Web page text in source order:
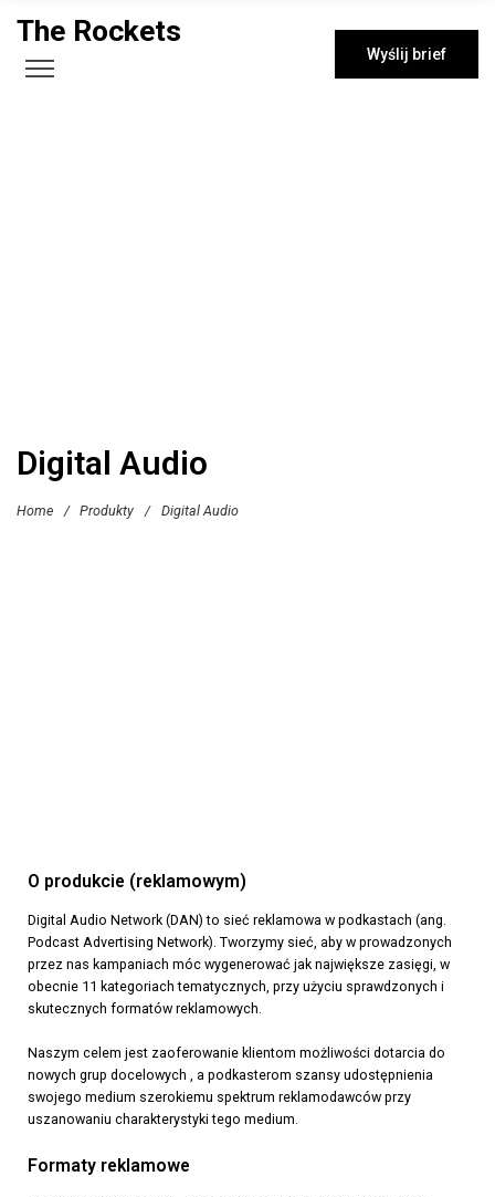
The Rockets
Wyślij brief
Digital Audio
Home / Produkty / Digital Audio
O produkcie (reklamowym)
Digital Audio Network (DAN) to sieć reklamowa w podkastach (ang.
Podcast Advertising Network). Tworzymy sieć, aby w prowadzonych
przez nas kampaniach móc wygenerować jak największe zasięgi, w
obecnie 11 kategoriach tematycznych, przy użyciu sprawdzonych i
skutecznych formatów reklamowych.
Naszym celem jest zaoferowanie klientom możliwości dotarcia do
nowych grup docelowych , a podkasterom szansy udostępnienia
swojego medium szerokiemu spektrum reklamodawców przy
uszanowaniu charakterystyki tego medium.
Formaty reklamowe